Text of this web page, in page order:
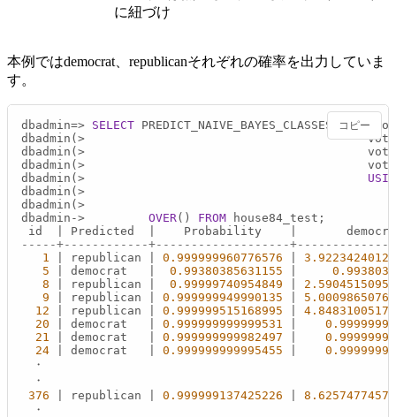
に紐づけ
本例ではdemocrat、republicanそれぞれの確率を出力していま
す。
dbadmin=> SELECT PREDICT_NAIVE_BAYES_CLASSES
dbadmin(>
dbadmin(>
dbadmin(>
dbadmin(>
dbadmin(>
dbadmin(>
dbadmin -> OVER () FROM house84_test;
id
Predicted
    Probability
-----+------------+-------------------
1
republican 0.999999960776576
5
democrat 0.99380385631155
8
republican 0.99999740954849
9
republican 0.999999949990135
12
republican 0.999999515168995
20
democrat 0.999999999999531
21
democrat 0.999999999982497
24
democrat 0.999999999995455
・
・
376
republican 0.999999137425226
・
コピー